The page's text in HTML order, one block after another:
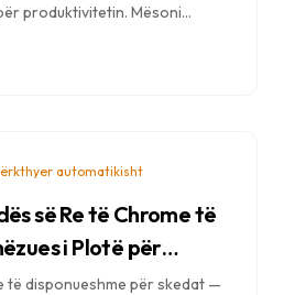
produktivitetin. Mësoni
për të rritur efikasitetin e
automatikisht
së Re të Chrome të
i Plotë për
të disponueshme për skedat —